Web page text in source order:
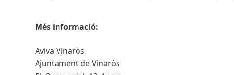
Més informació:
Aviva Vinaròs
Ajuntament de Vinaròs